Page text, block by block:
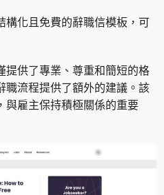
構化且免費的辭職信模板，可
提供了專業、尊重和簡短的格
職流程提供了額外的建議。該
與雇主保持積極關係的重要